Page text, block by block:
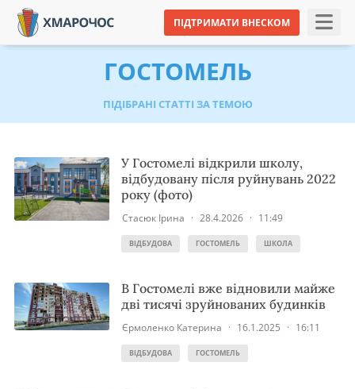
ПІДТРИМАТИ ВНЕСКОМ
ГОСТОМЕЛЬ
ПІДІБРАНІ СТАТТІ ЗА ТЕМОЮ
У Гостомелі відкрили школу,
відбудовану після руйнувань 2022
року (фото)
Стасюк Ірина · 28.4.2026 · 11:49
ВІДБУДОВА ГОСТОМЕЛЬ ШКОЛА
В Гостомелі вже відновили майже
дві тисячі зруйнованих будинків
Єрмоленко Катерина · 16.1.2025 · 16:11
ВІДБУДОВА ГОСТОМЕЛЬ